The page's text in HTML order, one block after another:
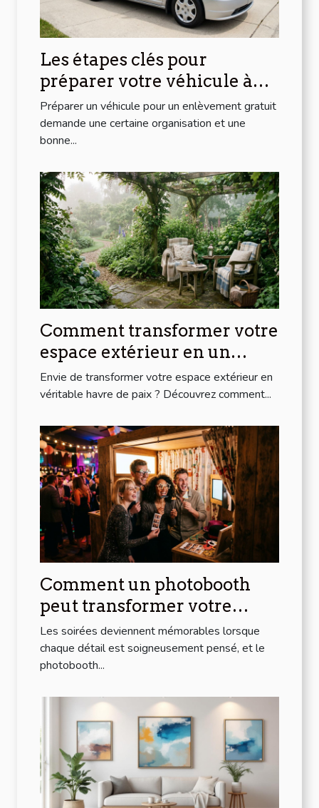
Les étapes clés pour
préparer votre véhicule à
l'enlèvement gratuit
Préparer un véhicule pour un enlèvement gratuit
demande une certaine organisation et une
bonne...
Comment transformer votre
espace extérieur en un
havre de paix ?
Envie de transformer votre espace extérieur en
véritable havre de paix ? Découvrez comment...
Comment un photobooth
peut transformer votre
soirée
Les soirées deviennent mémorables lorsque
chaque détail est soigneusement pensé, et le
photobooth...